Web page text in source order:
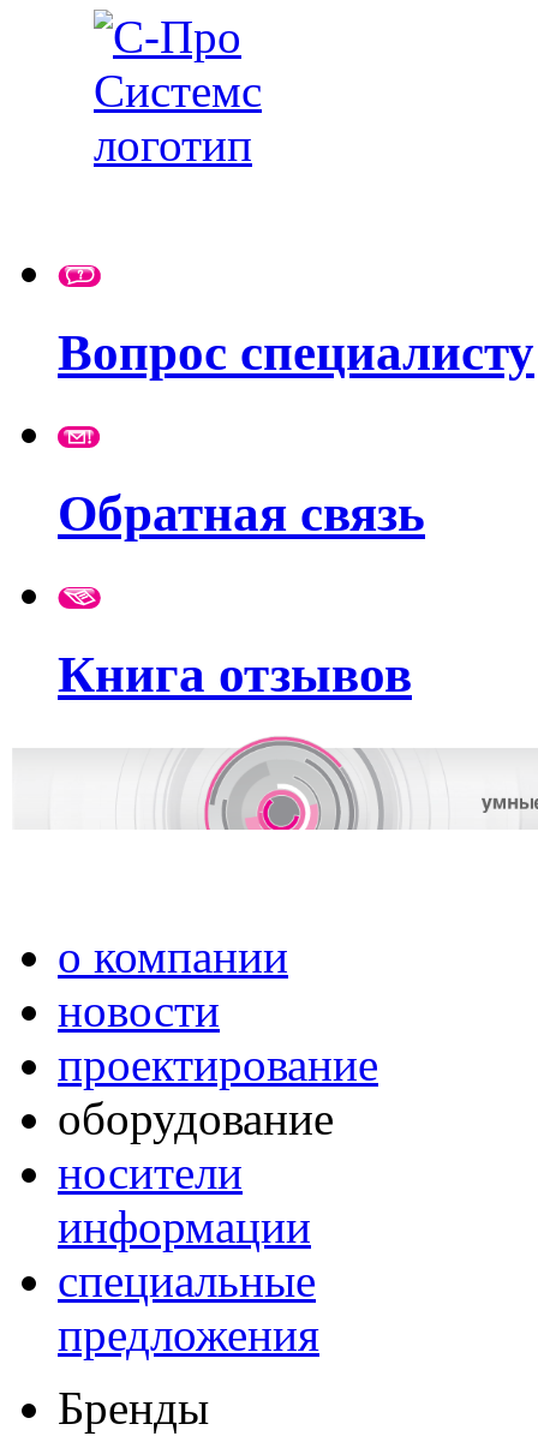
Вопрос специалисту
Обратная связь
Книга отзывов
о компании
новости
проектирование
оборудование
носители
информации
специальные
предложения
Бренды